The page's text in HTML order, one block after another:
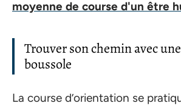
moyenne de course d'un être
Trouver son chemin avec
boussole
La course d’orientation se